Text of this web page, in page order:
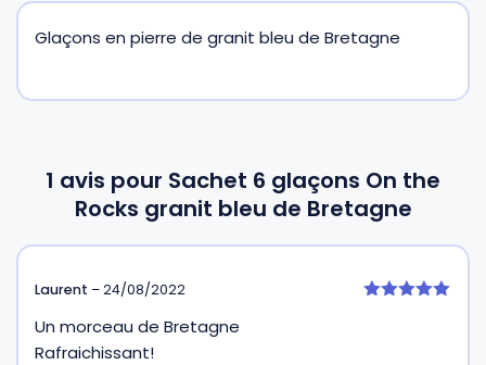
Glaçons en pierre de granit bleu de Bretagne
1 avis pour Sachet 6 glaçons On the
Rocks granit bleu de Bretagne
Laurent –24/08/2022
Un morceau de Bretagne
Rafraichissant!